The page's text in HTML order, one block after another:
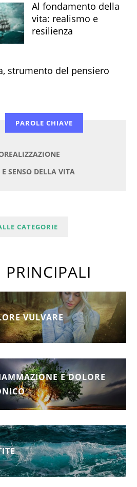
Al fondamento della
vita: realismo e
resilienza
strumento del pensiero
PAROLE CHIAVE
SENSO DELLA VITA
CATEGORIE
PRINCIPALI
VULVARE
E DOLORE